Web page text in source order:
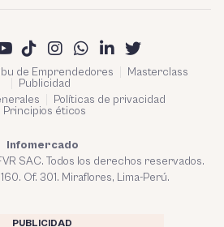
de Emprendedores
Masterclass
Publicidad
Políticas de privacidad
Principios éticos
Infomercado
SAC. Todos los derechos reservados.
Of. 301. Miraflores, Lima-Perú.
PUBLICIDAD